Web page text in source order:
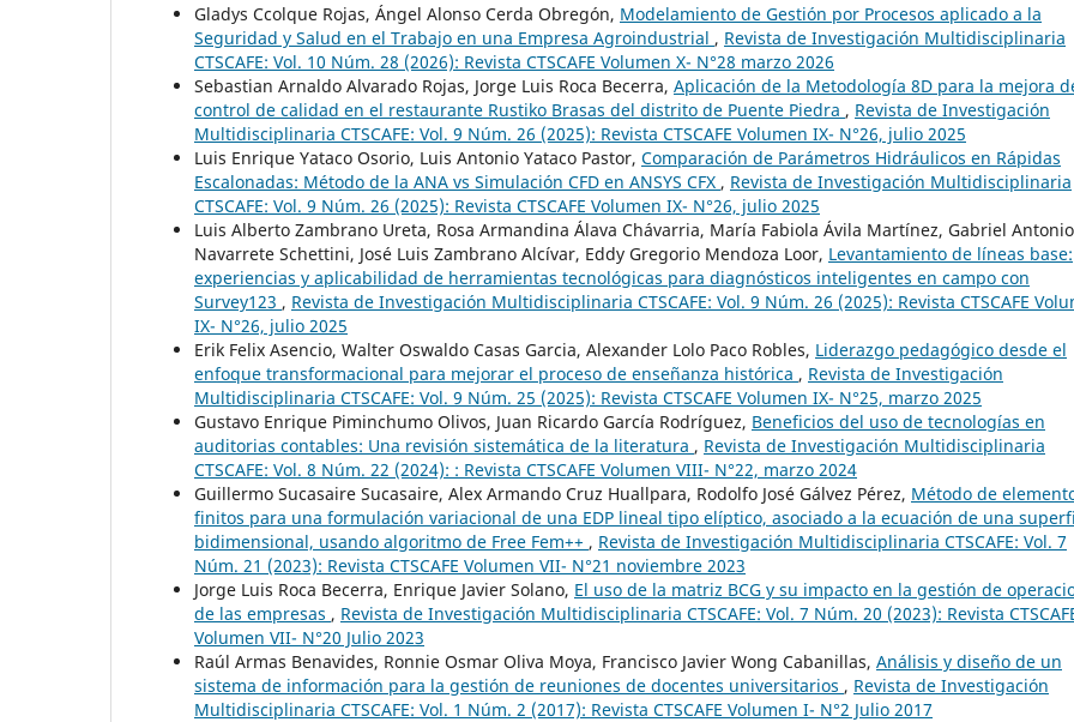
Gladys Ccolque Rojas, Ángel Alonso Cerda Obregón, Modelamiento de Gestión por Procesos aplicado a la
Seguridad y Salud en el Trabajo en una Empresa Agroindustrial , Revista de Investigación Multidisciplinaria
CTSCAFE: Vol. 10 Núm. 28 (2026): Revista CTSCAFE Volumen X- N°28 marzo 2026
Sebastian Arnaldo Alvarado Rojas, Jorge Luis Roca Becerra, Aplicación de la Metodología 8D para la mejora
control de calidad en el restaurante Rustiko Brasas del distrito de Puente Piedra , Revista de Investigación
Multidisciplinaria CTSCAFE: Vol. 9 Núm. 26 (2025): Revista CTSCAFE Volumen IX- N°26, julio 2025
Luis Enrique Yataco Osorio, Luis Antonio Yataco Pastor, Comparación de Parámetros Hidráulicos en Rápidas
Escalonadas: Método de la ANA vs Simulación CFD en ANSYS CFX , Revista de Investigación Multidisciplinaria
CTSCAFE: Vol. 9 Núm. 26 (2025): Revista CTSCAFE Volumen IX- N°26, julio 2025
Luis Alberto Zambrano Ureta, Rosa Armandina Álava Chávarria, María Fabiola Ávila Martínez, Gabriel Antonio
Navarrete Schettini, José Luis Zambrano Alcívar, Eddy Gregorio Mendoza Loor, Levantamiento de líneas base:
experiencias y aplicabilidad de herramientas tecnológicas para diagnósticos inteligentes en campo con
Survey123 , Revista de Investigación Multidisciplinaria CTSCAFE: Vol. 9 Núm. 26 (2025): Revista CTSCAFE
IX- N°26, julio 2025
Erik Felix Asencio, Walter Oswaldo Casas Garcia, Alexander Lolo Paco Robles, Liderazgo pedagógico desde el
enfoque transformacional para mejorar el proceso de enseñanza histórica , Revista de Investigación
Multidisciplinaria CTSCAFE: Vol. 9 Núm. 25 (2025): Revista CTSCAFE Volumen IX- N°25, marzo 2025
Gustavo Enrique Piminchumo Olivos, Juan Ricardo García Rodríguez, Beneficios del uso de tecnologías en
auditorias contables: Una revisión sistemática de la literatura , Revista de Investigación Multidisciplinaria
CTSCAFE: Vol. 8 Núm. 22 (2024): : Revista CTSCAFE Volumen VIII- N°22, marzo 2024
Guillermo Sucasaire Sucasaire, Alex Armando Cruz Huallpara, Rodolfo José Gálvez Pérez, Método de
finitos para una formulación variacional de una EDP lineal tipo elíptico, asociado a la ecuación de una
bidimensional, usando algoritmo de Free Fem++ , Revista de Investigación Multidisciplinaria CTSCAFE: Vol. 7
Núm. 21 (2023): Revista CTSCAFE Volumen VII- N°21 noviembre 2023
Jorge Luis Roca Becerra, Enrique Javier Solano, El uso de la matriz BCG y su impacto en la gestión de
de las empresas , Revista de Investigación Multidisciplinaria CTSCAFE: Vol. 7 Núm. 20 (2023): Revista
Volumen VII- N°20 Julio 2023
Raúl Armas Benavides, Ronnie Osmar Oliva Moya, Francisco Javier Wong Cabanillas, Análisis y diseño de un
sistema de información para la gestión de reuniones de docentes universitarios , Revista de Investigación
Multidisciplinaria CTSCAFE: Vol. 1 Núm. 2 (2017): Revista CTSCAFE Volumen I- N°2 Julio 2017